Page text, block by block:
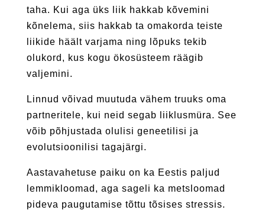
taha. Kui aga üks liik hakkab kõvemini
kõnelema, siis hakkab ta omakorda teiste
liikide häält varjama ning lõpuks tekib
olukord, kus kogu ökosüsteem räägib
valjemini.
Linnud võivad muutuda vähem truuks oma
partneritele, kui neid segab liiklusmüra. See
võib põhjustada olulisi geneetilisi ja
evolutsioonilisi tagajärgi.
Aastavahetuse paiku on ka Eestis paljud
lemmikloomad, aga sageli ka metsloomad
pideva paugutamise tõttu tõsises stressis.